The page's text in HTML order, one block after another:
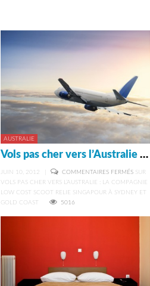
AUSTRALIE
Vols pas cher vers l’Australie : la compagnie low cost Scoot relie Singapour à Sydney et Gold Coast
JUIN 10, 2012 COMMENTAIRES FERMÉS SUR
VOLS PAS CHER VERS L’AUSTRALIE : LA COMPAGNIE
LOW COST SCOOT RELIE SINGAPOUR À SYDNEY ET
GOLD COAST
5016